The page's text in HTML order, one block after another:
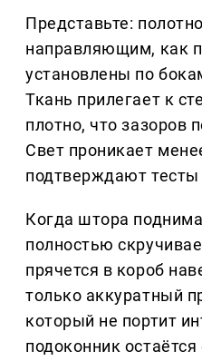
Представьте:
направляющим, как
установлены по
Ткань прилегает к
плотно, что зазоров
Свет проникает
подтверждают тесты
Когда штора
полностью
прячется в короб
только аккуратный
который не портит
подоконник